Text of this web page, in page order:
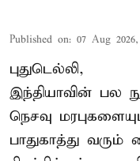
Published on: 07 Aug
புதுடெல்லி,
இந்தியாவின் பல
நெசவு
பாதுகாத்து